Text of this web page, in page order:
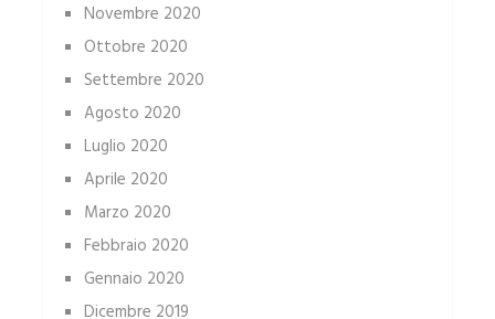
Novembre 2020
Ottobre 2020
Settembre 2020
Agosto 2020
Luglio 2020
Aprile 2020
Marzo 2020
Febbraio 2020
Gennaio 2020
Dicembre 2019